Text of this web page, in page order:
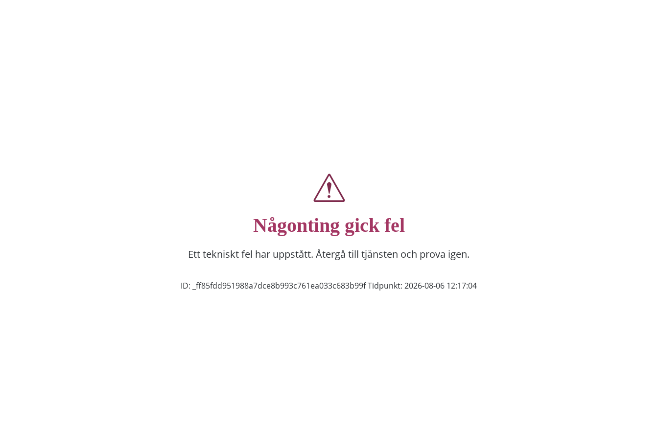
Någonting gick fel
Ett tekniskt fel har uppstått. Återgå till tjänsten och prova igen.
ID: _ff85fdd951988a7dce8b993c761ea033c683b99fTidpunkt: 2026-08-06 12:17:04